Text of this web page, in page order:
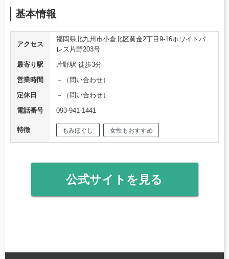
基本情報
アクセス
福岡県北九州市小倉北区黄金2丁目9-16ホワイトパ
レス片野203号
最寄り駅
片野駅 徒歩3分
営業時間
－（問い合わせ）
定休日
－（問い合わせ）
電話番号
093-941-1441
特徴 もみほぐし 女性もおすすめ
公式サイトを見る